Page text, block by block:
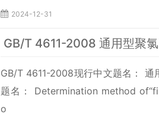
2024-12-31
GB/T 4611-2008 通用型聚
GB/T 4611-2008现行中文题名： 通
题名： Determination method
o